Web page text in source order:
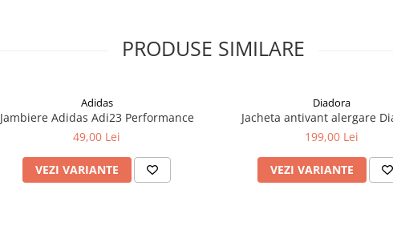
PRODUSE SIMILARE
Adidas
Jambiere Adidas Adi23 Performance
49,00 Lei
VEZI VARIANTE
Diadora
Jacheta antivant alergare
199,00 Lei
VEZI VARIANTE